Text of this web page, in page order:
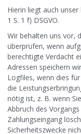
Hierin liegt auch
1 S. 1 f) DSGVO.
Wir behalten uns vor,
überprüfen, wenn
berechtigte Verdacht
Adressen speichern
Logfiles, wenn dies
die
nötig ist, z. B. wenn
Abbruch des
Zahlungseingang
Sicherheitszwecke